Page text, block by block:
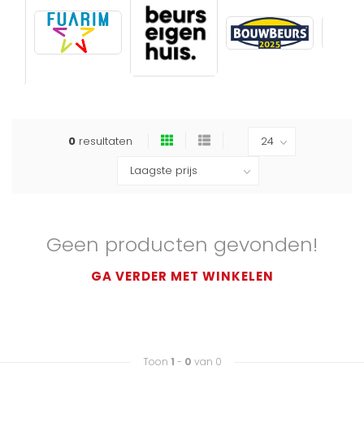
0 resultaten
Geen producten gevonden!
GA VERDER MET WINKELEN
Toon 1 - 0 van 0